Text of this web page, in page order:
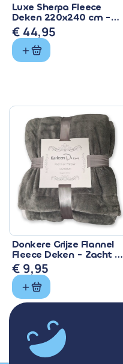
Luxe Sherpa Fleece
Deken 220x240 cm -
Superzacht & Warm
€ 44,95
Donkere Grijze Flannel
Fleece Deken - Zacht &
Warm
€ 9,95